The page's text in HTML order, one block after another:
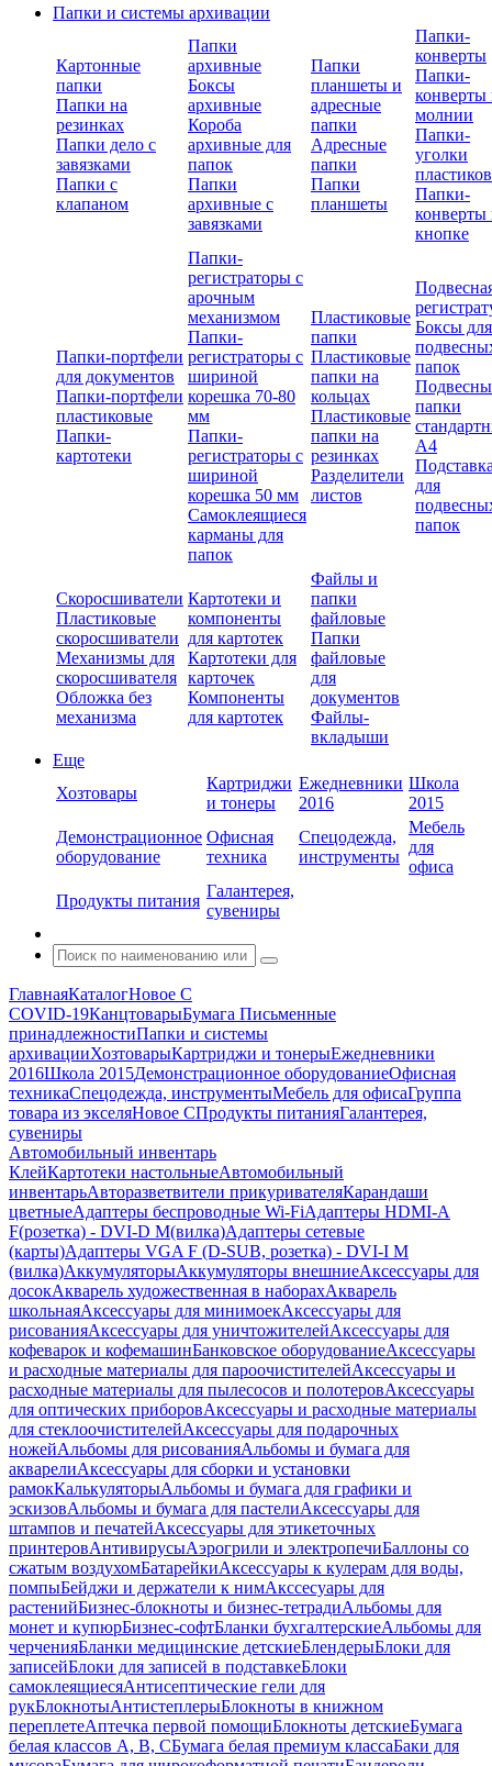
Папки и системы архивации
Картонные
папки
Папки на
резинках
Папки дело с
завязками
Папки с
клапаном
Папки
архивные
Боксы
архивные
Короба
архивные для
папок
Папки
архивные с
завязками
Папки
планшеты и
адресные
папки
Адресные
папки
Папки
планшеты
Папки-
конверты
Папки-
конверты
молнии
Папки-
уголки
Папки-
конверты
кнопке
Папки-портфели
для документов
Папки-портфели
пластиковые
Папки-
картотеки
Папки-
регистраторы с
арочным
механизмом
Папки-
регистраторы с
шириной
корешка 70-80
мм
Папки-
регистраторы с
шириной
корешка 50 мм
Самоклеящиеся
карманы для
папок
Пластиковые
папки
Пластиковые
папки на
кольцах
Пластиковые
папки на
резинках
Разделители
листов
Боксы для
папок
папки
А4
для
папок
Скоросшиватели
Пластиковые
скоросшиватели
Механизмы для
скоросшивателя
Обложка без
механизма
Картотеки и
компоненты
для картотек
Картотеки для
карточек
Компоненты
для картотек
Файлы и
папки
файловые
Папки
файловые
для
документов
Файлы-
вкладыши
Еще
Хозтовары
Картриджи
и тонеры
Ежедневники
2016
Школа
2015
Демонстрационное
оборудование
Офисная
техника
Спецодежда,
инструменты
Мебель
для
офиса
Продукты питания
Галантерея,
сувениры
ГлавнаяКаталогНовое С
COVID-19КанцтоварыБумага Письменные
принадлежностиПапки и системы
архивацииХозтоварыКартриджи и тонерыЕжедневники
2016Школа 2015Демонстрационное оборудованиеОфисная
техникаСпецодежда, инструментыМебель для офисаГруппа
товара из экселяНовое СПродукты питанияГалантерея,
сувениры
Автомобильный инвентарь
КлейКартотеки настольныеАвтомобильный
инвентарьАвторазветвители прикуривателяКарандаши
цветныеАдаптеры беспроводные Wi-FiАдаптеры HDMI-A
F(розетка) - DVI-D M(вилка)Адаптеры сетевые
(карты)Адаптеры VGA F (D-SUB, розетка) - DVI-I M
(вилка)АккумуляторыАккумуляторы внешниеАксессуары для
досокАкварель художественная в наборахАкварель
школьнаяАксессуары для минимоекАксессуары для
рисованияАксессуары для уничтожителейАксессуары для
кофеварок и кофемашинБанковское оборудованиеАксессуары
и расходные материалы для пароочистителейАксессуары и
расходные материалы для пылесосов и полотеровАксессуары
для оптических приборовАксессуары и расходные материалы
для стеклоочистителейАксессуары для подарочных
ножейАльбомы для рисованияАльбомы и бумага для
акварелиАксессуары для сборки и установки
рамокКалькуляторыАльбомы и бумага для графики и
эскизовАльбомы и бумага для пастелиАксессуары для
штампов и печатейАксессуары для этикеточных
принтеровАнтивирусыАэрогрили и электропечиБаллоны со
сжатым воздухомБатарейкиАксессуары к кулерам для воды,
помпыБейджи и держатели к нимАкссесуары для
растенийБизнес-блокноты и бизнес-тетрадиАльбомы для
монет и купюрБизнес-софтБланки бухгалтерскиеАльбомы для
черченияБланки медицинские детскиеБлендерыБлоки для
записейБлоки для записей в подставкеБлоки
самоклеящиесяАнтисептические гели для
рукБлокнотыАнтистеплерыБлокноты в книжном
переплетеАптечка первой помощиБлокноты детскиеБумага
белая классов А, В, СБумага белая премиум классаБаки для